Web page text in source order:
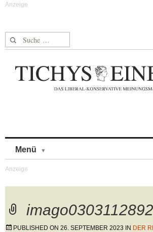
Suche nach:
Menü
PUBLISHED ON 26. SEPTEMBER 2023 IN DER